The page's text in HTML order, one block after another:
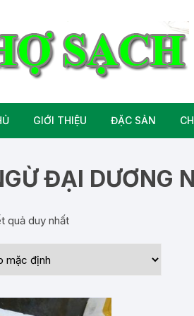
GIỚI THIỆU ĐẶC SẢN
Đặc Sản Miền
Rượu bia đặc sản
ĐẠI DƯƠNG
quả duy nhất